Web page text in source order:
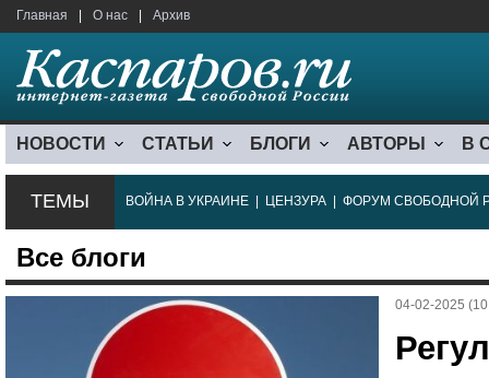
Главная О нас Архив
НОВОСТИ СТАТЬИ БЛОГИ АВТОРЫ В
ТЕМЫ ВОЙНА В УКРАИНЕ ЦЕНЗУРА ФОРУМ СВОБОДНОЙ
Все блоги
04-02-2025